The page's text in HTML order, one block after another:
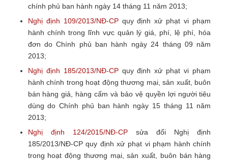
chính phủ ban hành ngày 14 tháng 11 năm 2013;
Nghị định 109/2013/NĐ-CPquy định xử phạt vi phạm
hành chính trong lĩnh vực quản lý giá, phí, lệ phí, hóa
đơn do Chính phủ ban hành ngày 24 tháng 09 năm
2013;
Nghị định 185/2013/NĐ-CPquy định xử phạt vi phạm
hành chính trong hoạt động thương mại, sản xuất, buôn
bán hàng giả, hàng cấm và bảo vệ quyền lợi người tiêu
dùng do Chính phủ ban hành ngày 15 tháng 11 năm
2013;
Nghị định 124/2015/NĐ-CPsửa đổi Nghị định
185/2013/NĐ-CP quy định xử phạt vi phạm hành chính
trong hoạt động thương mại, sản xuất, buôn bán hàng